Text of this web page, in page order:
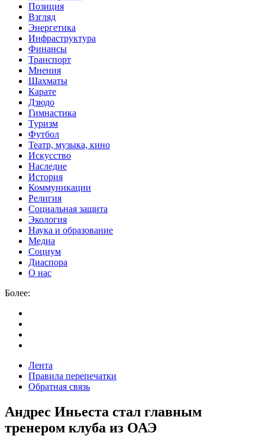
Позиция
Взгляд
Энергетика
Инфраструктура
Финансы
Транспорт
Мнения
Шахматы
Карате
Дзюдо
Гимнастика
Туризм
Футбол
Театр, музыка, кино
Искусство
Наследие
История
Коммуникации
Религия
Социальная защита
Экология
Наука и образование
Медиа
Социум
Диаспора
О нас
Более:
Лента
Правила перепечатки
Обратная связь
Андрес Иньеста стал главным
тренером клуба из ОАЭ